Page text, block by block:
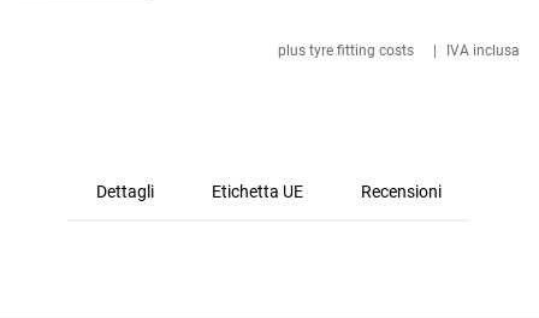
plus tyre fitting costs IVA inclusa
Dettagli Etichetta UE Recensioni